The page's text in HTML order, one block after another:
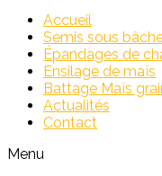
Accueil
Semis sous
Épandages de
Ensilage de maïs
Battage Maïs
Actualités
Contact
Menu